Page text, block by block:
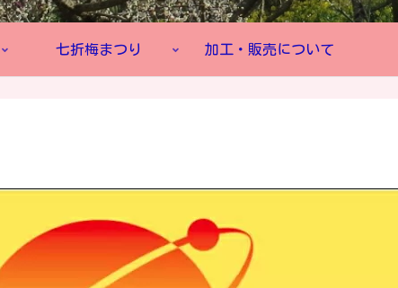
七折梅まつり 加工・販売について